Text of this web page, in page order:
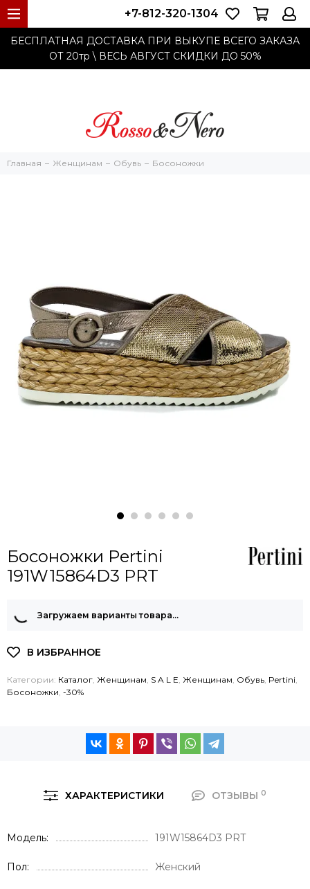
БЕСПЛАТНАЯ ДОСТАВКА ПРИ ВЫКУПЕ ВСЕГО ЗАКАЗА
ОТ 20тр \ ВЕСЬ АВГУСТ СКИДКИ ДО 50%
+7-812-320-1304
Главная Женщинам Обувь Босоножки
Босоножки Pertini
191W15864D3 PRT
Загружаем варианты товара…
Категории: Каталог, Женщинам, S A L E, Женщинам, Обувь, Pertini,
Босоножки, -30%
ХАРАКТЕРИСТИКИ ОТЗЫВЫ 0
Модель 191W15864D3 PRT
Пол Женский